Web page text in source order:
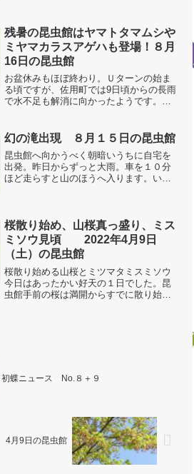
た。これは２齢幼虫のよう...
残暑の昆虫館はヤマトタマムシや
ミヤマカラスアゲハも登場！８月
16日の昆虫館
お盆休みもほぼ終わり。Ｕターンの始ま
る頃ですが、佐用町では9日頃からの長雨
で水不足も解消に向かったようです。は
いでいます。ヤマビルも元気になり、筆
者も作業中に首すじを狙...
幻の滝出現 ８月１５日の昆虫館
昆虫館へ向かうべく朝暗いうちに自宅を
出発。昨日からずっと大雨。車を１０分
ほど走らすと山のほうへ入ります。いつ
今加東市と加西市に大雨警...
桜散り始め、山桜真っ盛り、ミス
ミソウ見頃 2022年4月9日
（土）の昆虫館
桜散り始める山桜とミツマタミスミソウ
今日はあったかい好天の１日でした。昆
虫館手前の桜は満開からすでに散り始め
初蝶ニュース No.８＋９
4月9日の昆虫館